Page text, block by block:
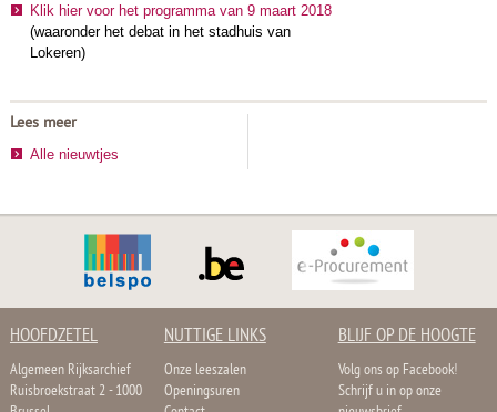
Klik hier voor het programma van 9 maart 2018
(waaronder het debat in het stadhuis van
Lokeren)
Lees meer
Alle nieuwtjes
HOOFDZETEL
Algemeen Rijksarchief
Ruisbroekstraat 2 - 1000
NUTTIGE LINKS
Onze leeszalen
Openingsuren
BLIJF OP DE HOOGTE
Volg ons op Facebook!
Schrijf u in op onze